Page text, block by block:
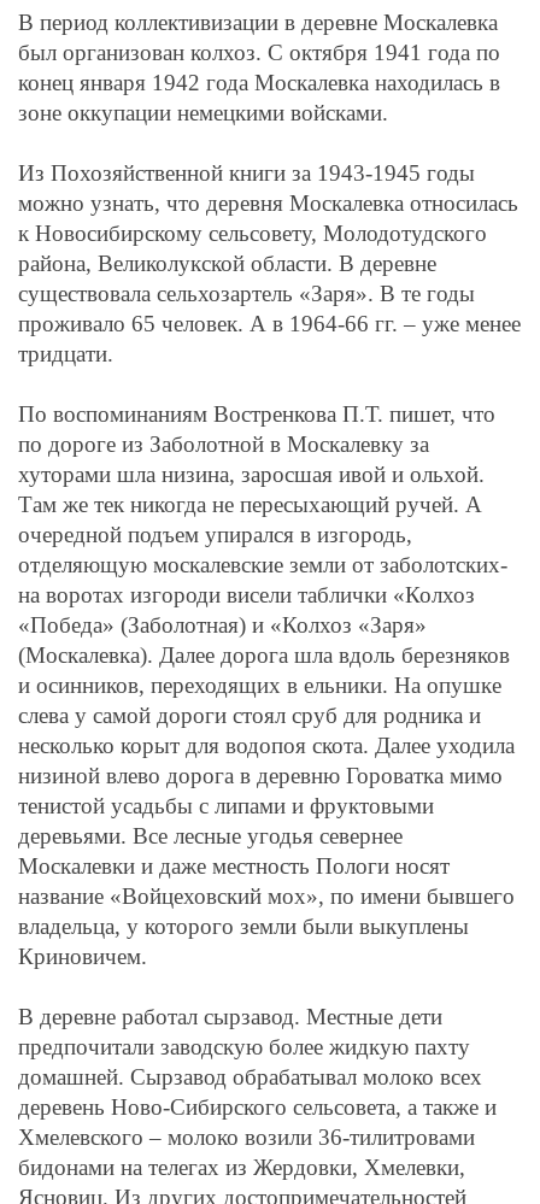
В период коллективизации в деревне Москалевка
был организован колхоз. С октября 1941 года по
конец января 1942 года Москалевка находилась в
зоне оккупации немецкими войсками.
Из Похозяйственной книги за 1943-1945 годы
можно узнать, что деревня Москалевка относилась
к Новосибирскому сельсовету, Молодотудского
района, Великолукской области. В деревне
существовала сельхозартель «Заря». В те годы
проживало 65 человек. А в 1964-66 гг. – уже менее
тридцати.
По воспоминаниям Востренкова П.Т. пишет, что
по дороге из Заболотной в Москалевку за
хуторами шла низина, заросшая ивой и ольхой.
Там же тек никогда не пересыхающий ручей. А
очередной подъем упирался в изгородь,
отделяющую москалевские земли от заболотских-
на воротах изгороди висели таблички «Колхоз
«Победа» (Заболотная) и «Колхоз «Заря»
(Москалевка). Далее дорога шла вдоль березняков
и осинников, переходящих в ельники. На опушке
слева у самой дороги стоял сруб для родника и
несколько корыт для водопоя скота. Далее уходила
низиной влево дорога в деревню Гороватка мимо
тенистой усадьбы с липами и фруктовыми
деревьями. Все лесные угодья севернее
Москалевки и даже местность Пологи носят
название «Войцеховский мох», по имени бывшего
владельца, у которого земли были выкуплены
Криновичем.
В деревне работал сырзавод. Местные дети
предпочитали заводскую более жидкую пахту
домашней. Сырзавод обрабатывал молоко всех
деревень Ново-Сибирского сельсовета, а также и
Хмелевского – молоко возили 36-тилитровами
бидонами на телегах из Жердовки, Хмелевки,
Ясновиц. Из других достопримечательностей